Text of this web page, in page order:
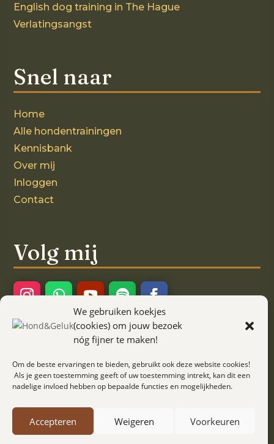
We gebruiken koekjes
(cookies) om jouw bezoek
nóg fijner te maken!
Om de beste ervaringen te bieden, gebruikt ook deze website cookies!
Als je geen toestemming geeft of uw toestemming intrekt, kan dit een
nadelige invloed hebben op bepaalde functies en mogelijkheden.
Accepteren Weigeren Voorkeuren
English dog training in The Hague
Verlatingsangst
Snel naar
Home
Alle hondentrainingen
Kennisbank
Over mij
Inloggen
Contact
Volg mij
Ook interessant!
Algemene voorwaarden
Privacy verklaring